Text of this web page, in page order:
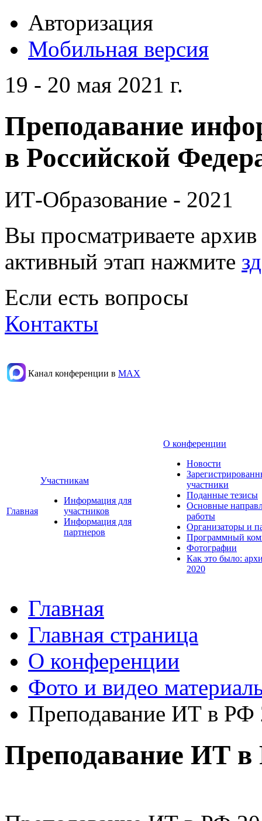
Авторизация
Мобильная версия
19 - 20 мая 2021 г.
Преподавание
в Российской
ИТ-Образование - 2021
Вы просматриваете
активный этап нажмите
Если есть вопросы
Контакты
Канал конференции в МАХ
Главная
Участникам
Информация для
участников
Информация для
партнеров
О конференции
Новости
участники
Поданные тезисы
Основные
работы
Организаторы и
Программный
Фотографии
Как это было:
2020
Главная
Главная страница
О конференции
Фото и видео
Преподавание ИТ в РФ
Преподавание ИТ в